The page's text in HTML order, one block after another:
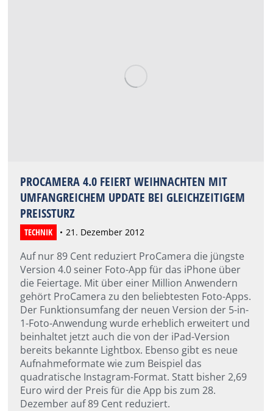
PROCAMERA 4.0 FEIERT WEIHNACHTEN MIT
UMFANGREICHEM UPDATE BEI GLEICHZEITIGEM
PREISSTURZ
TECHNIK 21. Dezember 2012
Auf nur 89 Cent reduziert ProCamera die jüngste
Version 4.0 seiner Foto-App für das iPhone über
die Feiertage. Mit über einer Million Anwendern
gehört ProCamera zu den beliebtesten Foto-Apps.
Der Funktionsumfang der neuen Version der 5-in-
1-Foto-Anwendung wurde erheblich erweitert und
beinhaltet jetzt auch die von der iPad-Version
bereits bekannte Lightbox. Ebenso gibt es neue
Aufnahmeformate wie zum Beispiel das
quadratische Instagram-Format. Statt bisher 2,69
Euro wird der Preis für die App bis zum 28.
Dezember auf 89 Cent reduziert.